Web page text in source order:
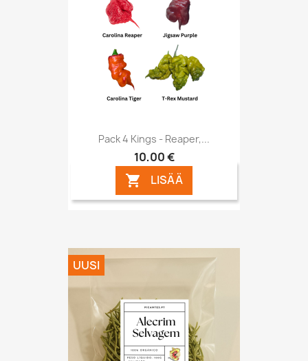
Pack 4 Kings - Reaper,...
10,00 €
 LISÄÄ
UUSI